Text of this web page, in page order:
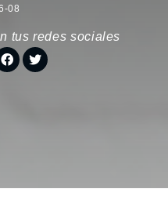
08
tus redes sociales